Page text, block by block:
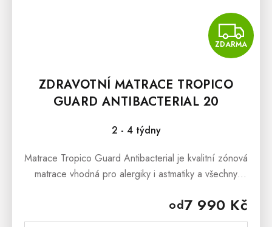
ZDARMA
ZDRAVOTNÍ MATRACE TROPICO
GUARD ANTIBACTERIAL 20
2 - 4 týdny
od7 990 Kč
Matrace Tropico Guard Antibacterial je kvalitní zónová
matrace vhodná pro alergiky i astmatiky a všechny